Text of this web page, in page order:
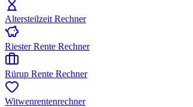
Altersteilzeit Rechner
Riester Rente Rechner
Rürup Rente Rechner
Witwenrentenrechner